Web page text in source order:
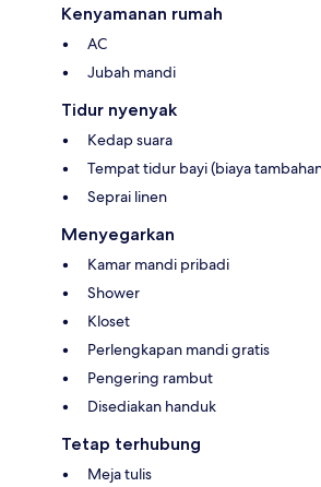
Kenyamanan rumah
AC
Jubah mandi
Tidur nyenyak
Kedap suara
Tempat tidur bayi (biaya
Seprai linen
Menyegarkan
Kamar mandi pribadi
Shower
Kloset
Perlengkapan mandi gratis
Pengering rambut
Disediakan handuk
Tetap terhubung
Meja tulis